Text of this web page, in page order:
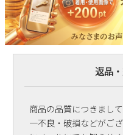
返品
商品の品質につきまし
一不良・破損などがご